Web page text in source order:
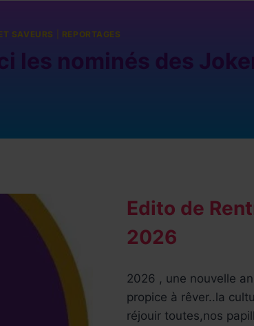
SAVEURS REPORTAGES
les nominés des
Edito de
2026
2026 , une nouvelle
propice à rêver..la
réjouir toutes,nos